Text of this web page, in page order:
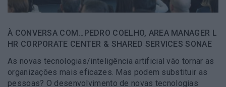
À CONVERSA COM…PEDRO COELHO, AREA MANAGER L
HR CORPORATE CENTER & SHARED SERVICES SONAE
As novas tecnologias/inteligência artificial vão tornar as
organizações mais eficazes. Mas podem substituir as
pessoas? O desenvolvimento de novas tecnologias